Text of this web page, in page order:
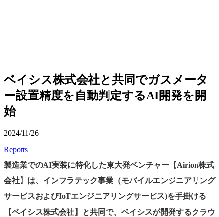
ベイシス株式会社と共同でガスメータ
ー設置精度を自動判定するAI開発を開
始
2024/11/26
Reports
製造業でのAI実装に特化した東大発ベンチャー【Airion株式
会社】は、インフラテック事業（モバイルエンジニアリング
サービスおよびIoTエンジニアリングサービス)を手掛ける
【ベイシス株式会社】と共同で、ベイシスが開発するクラウ